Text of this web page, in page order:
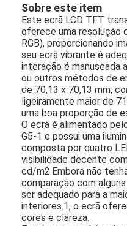
Sobre este item
Este ecrã LCD TFT
oferece uma resolução
RGB), proporcionando
seu ecrã vibrante é
interação é
ou outros métodos de
de 70,13 x 70,13 mm,
ligeiramente maior de
uma boa proporção de
O ecrã é alimentado
G5-1 e possui uma
composta por quatro
visibilidade decente
cd/m2.Embora não
comparação com
ser adequado para a
interiores.1, o ecrã
cores e clareza.